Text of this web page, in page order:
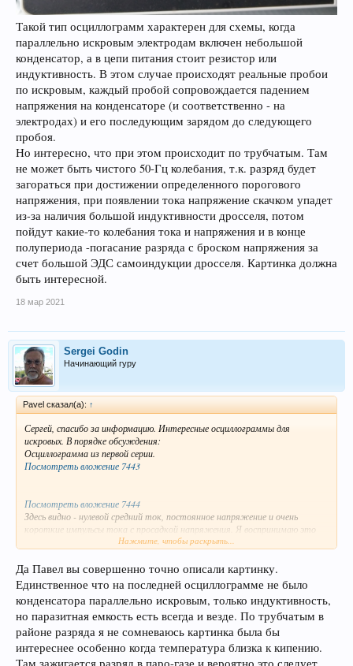
Такой тип осциллограмм характерен для схемы, когда
параллельно искровым электродам включен небольшой
конденсатор, а в цепи питания стоит резистор или
индуктивность. В этом случае происходят реальные пробои
по искровым, каждый пробой сопровождается падением
напряжения на конденсаторе (и соответственно - на
электродах) и его последующим зарядом до следующего
пробоя.
Но интересно, что при этом происходит по трубчатым. Там
не может быть чистого 50-Гц колебания, т.к. разряд будет
загораться при достижении определенного порогового
напряжения, при появлении тока напряжение скачком упадет
из-за наличия большой индуктивности дросселя, потом
пойдут какие-то колебания тока и напряжения и в конце
полупериода -погасание разряда с броском напряжения за
счет большой ЭДС самоиндукции дросселя. Картинка должна
быть интересной.
18 мар 2021
Sergei Godin
Начинающий гуру
Pavel сказал(а): ↑
Сергей, спасибо за информацию. Интересные осциллограммы для
искровых. В порядке обсуждения:
Осциллограмма из первой серии.
Посмотреть вложение 7443
Посмотреть вложение 7444
Здесь видно - нулевой средний ток, постоянное напряжение и очень
короткие импульсы тока с просадкой напряжения. Я воспринимаю это
как искрение между искровыми электродами без развития самого
зависит от напряжения на трубчатых.
Во второй серии есть осциллограммы другого типа:
Посмотреть вложение 7445
Такой тип осциллограмм характерен для схемы, когда параллельно
искровым электродам включен небольшой конденсатор, а в цепи питания
стоит резистор или индуктивность. В этом случае происходят реальные
пробои по искровым, каждый пробой сопровождается падением
напряжения на конденсаторе (и соответственно - на электродах) и его
Нажмите, чтобы раскрыть...
Да Павел вы совершенно точно описали картинку.
Единственное что на последней осциллограмме не было
конденсатора параллельно искровым, только индуктивность,
но паразитная емкость есть всегда и везде. По трубчатым в
районе разряда я не сомневаюсь картинка была бы
интереснее особенно когда температура близка к кипению.